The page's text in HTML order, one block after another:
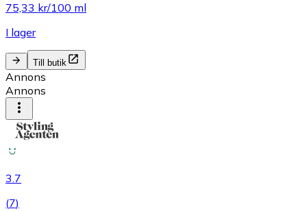
75,33 kr/100 ml
I lager
Till butik
Annons
Annons
3.7
(7)